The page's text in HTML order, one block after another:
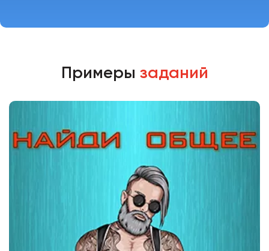
Примеры заданий